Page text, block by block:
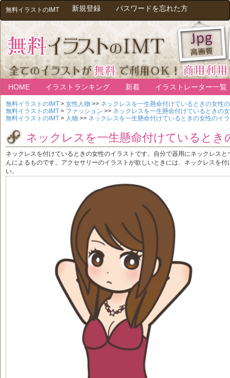
無料イラストのIMT 新規登録 パスワードを忘れた方
HOME イラストランキング 新着 イラストレーター一覧
無料イラストのIMT > 女性人物 >> ネックレスを一生懸命付けているときの女性
無料イラストのIMT > ファッション >> ネックレスを一生懸命付けているときの
無料イラストのIMT > 人物 >> ネックレスを一生懸命付けているときの女性のイ
ネックレスを一生懸命付けているとき
ネックレスを付けているときの女性のイラストです。自分で器用にネックレス
んによるものです。アクセサリーのイラストが欲しいときには、ネックレスを
い。